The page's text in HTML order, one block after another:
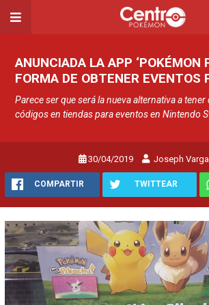
ANUNCIADA LA APP ‘POKÉMON
FORMA DE OBTENER EVENTOS
Parece ser que será la nueva alternativa a
códigos en tiendas para eventos en Nintendo
30/04/2019 Joseph
COMPARTIR TWITTEAR